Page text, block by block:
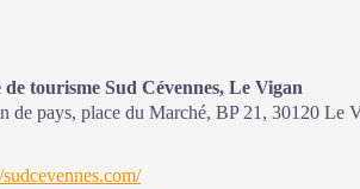
toute l'année (se renseigner pour les jours et
hivernale)
de tourisme Sud Cévennes, Le Vigan
de pays, place du Marché, BP 21, 30120 Le